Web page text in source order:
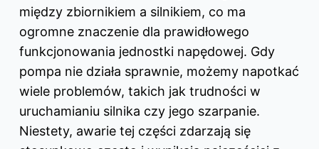
między zbiornikiem a silnikiem, co ma
ogromne znaczenie dla prawidłowego
funkcjonowania jednostki napędowej. Gdy
pompa nie działa sprawnie, możemy napotkać
wiele problemów, takich jak trudności w
uruchamianiu silnika czy jego szarpanie.
Niestety, awarie tej części zdarzają się